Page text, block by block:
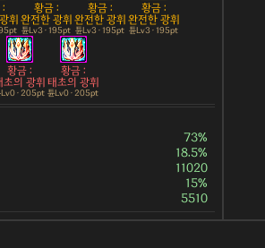
:
휘
황금 :
완전한 광휘
튠Lv3 · 195pt
황금 :
완전한 광휘
튠Lv3 · 195pt
황금 :
완전한 광휘
튠Lv3 · 195pt
황금 :
초의 광휘
Lv0 · 205pt
황금 :
태초의 광휘
튠Lv0 · 205pt
73%
18.5%
11020
15%
5510